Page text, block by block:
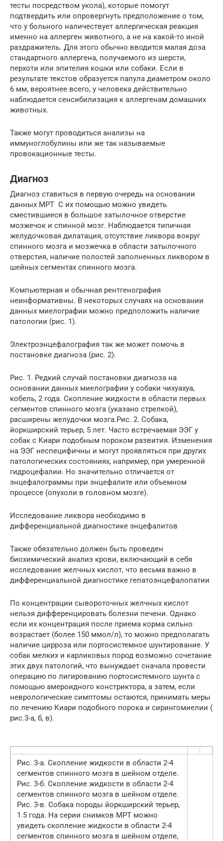
тесты посредством укола), которые помогут
подтвердить или опровергнуть предположение о том,
что у больного наличествует аллергическая реакция
именно на аллерген животного, а не на какой-то иной
раздражитель. Для этого обычно вводится малая доза
стандартного аллергена, получаемого из шерсти,
перхоти или эпителия кошки или собаки. Если в
результате текстов образуется папула диаметром около
6 мм, вероятнее всего, у человека действительно
наблюдается сенсибилизация к аллергенам домашних
животных.
Также могут проводиться анализы на
иммуноглобулины или же так называемые
провокационные тесты.
Диагноз
Диагноз ставиться в первую очередь на основании
данных МРТ С их помощью можно увидеть
сместившиеся в большое затылочное отверстие
мозжечок и спинной мозг. Наблюдается типичная
желудочковая дилатация, отсутствие ликвора вокруг
спинного мозга и мозжечка в области затылочного
отверстия, наличие полостей заполненных ликвором в
шейных сегментах спинного мозга.
Компьютерная и обычная рентгенография
неинформативны. В некоторых случаях на основании
данных миелографии можно предположить наличие
патологии (рис. 1).
Электроэнцефалография так же может помочь в
постановке диагноза (рис. 2).
Рис. 1. Редкий случай постановки диагноза на
основании данных миелографии у собаки чихуахуа,
кобель, 2 года. Скопление жидкости в области первых
сегментов спинного мозга (указано стрелкой),
расширены желудочки мозга.Рис. 2. Собака,
йоркширский терьер, 5 лет. Часто встречаемая ЭЭГ у
собак с Киари подобным пороком развития. Изменения
на ЭЭГ неспецифичны и могут проявляться при других
патологических состояниях, например, при умеренной
гидроцефалии. Но значительно отличается от
энцефалограммы при энцефалите или объемном
процессе (опухоли в головном мозге).
Исследование ликвора необходимо в
дифференциальной диагностике энцефалитов
Также обязательно должен быть проведен
биохимический анализ крови, включающий в себя
исследование желчных кислот, что весьма важно в
дифференциальной диагностике гепатоэнцефалопатии
По концентрации сывороточных желчных кислот
нельзя дифференцировать болезни печени. Однако
если их концентрация после приема корма сильно
возрастает (более 150 ммол/л), то можно предполагать
наличие цирроза или портосистемное шунтирование. У
собак мелких и карликовых пород возможно сочетание
этих двух патологий, что вынуждает сначала провести
операцию по лигированию портосистемного шунта с
помощью амероидного констриктора, а затем, если
неврологические симптомы остаются, принимать меры
по лечению Киари подобного порока и сирингомиелии (
рис.3-а, б, в).
Рис. 3-а. Скопление жидкости в области 2-4
сегментов спинного мозга в шейном отделе.
Рис. 3-б. Скопление жидкости в области 2-4
сегментов спинного мозга в шейном отделе.
Рис. 3-в. Собака породы йоркширский терьер,
1.5 года. На серии снимков МРТ можно
увидеть скопление жидкости в области 2-4
сегментов спинного мозга в шейном отделе,